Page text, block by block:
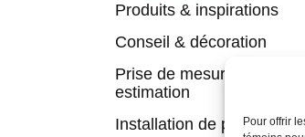
Pour offrir
Produits & inspirations
Conseil & décoration
Prise de mesures &
estimation
Installation de plancher